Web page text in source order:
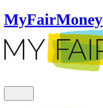
MyFairMoney